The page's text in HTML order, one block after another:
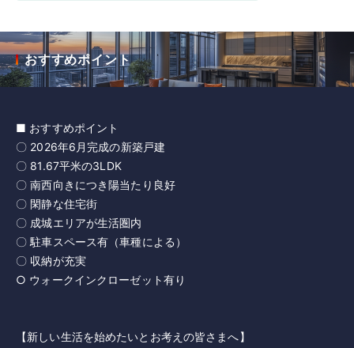
おすすめポイント
■ おすすめポイント
〇 2026年6月完成の新築戸建
〇 81.67平米の3LDK
〇 南西向きにつき陽当たり良好
〇 閑静な住宅街
〇 成城エリアが生活圏内
〇 駐車スペース有（車種による）
〇 収納が充実
○ ウォークインクローゼット有り
【新しい生活を始めたいとお考えの皆さまへ】